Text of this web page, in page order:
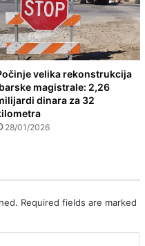
velika rekonstrukcija
magistrale: 2,26
dinara za 32
28/01/2026
Required fields are marked